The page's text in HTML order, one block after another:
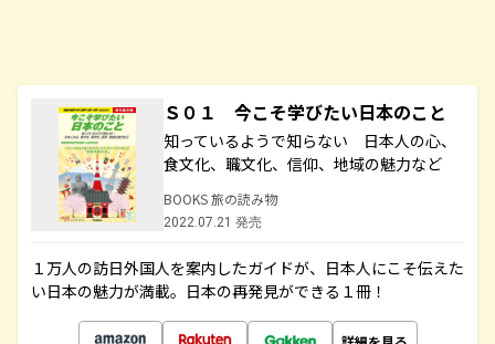
Ｓ０１ 今こそ学びたい日本のこと
知っているようで知らない 日本人の心、
食文化、職文化、信仰、地域の魅力など
BOOKS 旅の読み物
2022.07.21 発売
１万人の訪日外国人を案内したガイドが、日本人にこそ伝えた
い日本の魅力が満載。日本の再発見ができる１冊！